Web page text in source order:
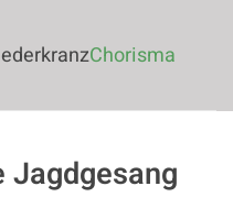
Chorisma
Jagdgesang